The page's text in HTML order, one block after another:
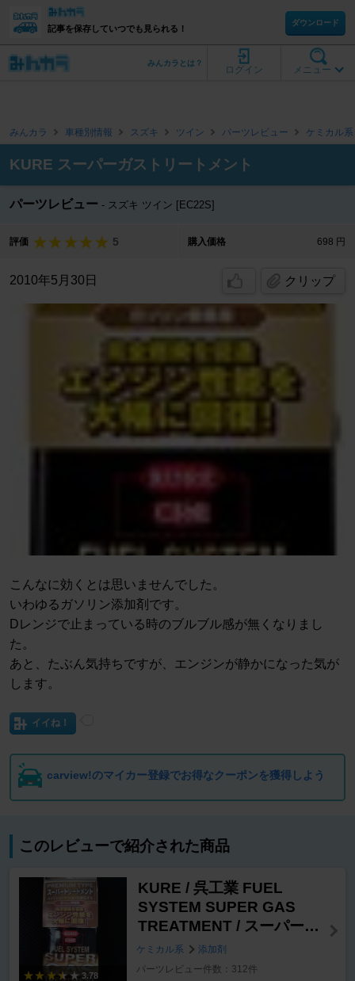
記事を保存していつでも見られる！
ダウンロード
メニュー
ログイン
みんカラとは？
みんカラ 車種別情報 スズキ ツイン パーツレビュー ケミカル系
KURE スーパーガストリートメント
パーツレビュー スズキ ツイン [EC22S]
評価 5 購入価格 698 円
2010年5月30日 クリップ
こんなに効くとは思いませんでした。
いわゆるガソリン添加剤です。
Dレンジで止まっている時のブルブル感が無くなりまし
た。
あと、たぶん気持ちですが、エンジンが静かになった気が
します。
イイね！
carview!のマイカー登録でお得なクーポンを獲得しよう
このレビューで紹介された商品
3.78
KURE / 呉工業 FUEL
SYSTEM SUPER GAS
TREATMENT / スーパーガ
ストリートメント
ケミカル系
添加剤
パーツレビュー件数：312件